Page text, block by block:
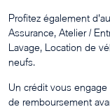
Profitez également
Assurance, Atelier /
Lavage, Location de
neufs.
Un crédit vous
de remboursement